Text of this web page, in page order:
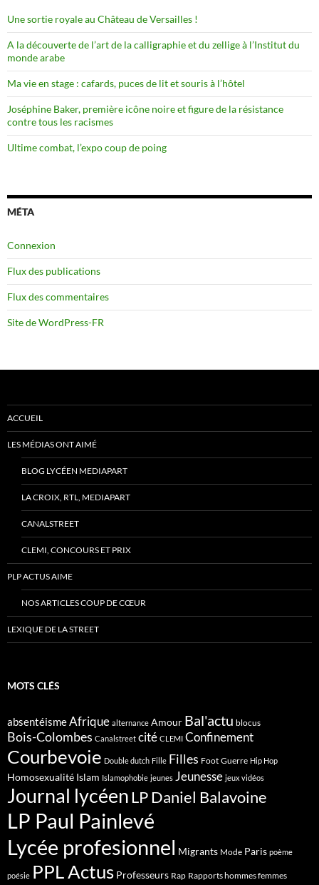
Une sortie royale au Château de Versailles !
A la découverte de l’art de la calligraphie et du zellige à l’Institut du
monde arabe
Ma vie en stage : cafards, puces de lit et souris à l’hôtel
Joséphine Baker, première icône noire et figure de la résistance
contre tous les racismes
Ultime combat, l’expo coup de poing
MÉTA
Connexion
Flux des publications
Flux des commentaires
Site de WordPress-FR
ACCUEIL
LES MÉDIAS ONT AIMÉ
BLOG LYCÉEN MEDIAPART
LA CROIX, RTL, MEDIAPART
CANALSTREET
CLEMI, CONCOURS ET PRIX
PLP ACTUS AIME
NOS ARTICLES COUP DE CŒUR
LEXIQUE DE LA STREET
MOTS CLÉS
absentéismeAfrique alternance Amour Bal'actu blocus
Bois-Colombes Canalstreet cité CLEMI Confinement
Courbevoie Double dutch Fille Filles Foot Guerre Hip Hop
Homosexualité Islam Islamophobie jeunes Jeunesse jeux vidéos
Journal lycéenLP Daniel Balavoine
LP Paul Painlevé
Lycée profesionnel Migrants Mode Paris poème
poésie PPL Actus Professeurs Rap Rapports hommes femmes